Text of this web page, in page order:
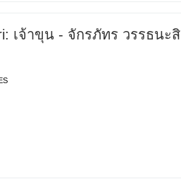
เจ้าขุน - จักรภัทร วรรธนะ